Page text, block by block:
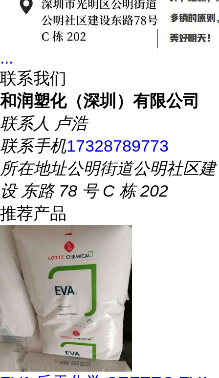
...
联系我们
和润塑化（深圳）有限公司
联系人 卢浩
联系手机17328789773
所在地址公明街道公明社区建
设 东路 78 号 C 栋 202
推荐产品